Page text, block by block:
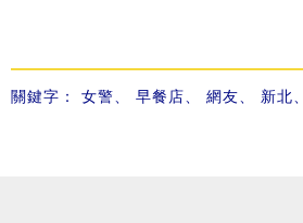
關鍵字： 女警 早餐店 網友 新北